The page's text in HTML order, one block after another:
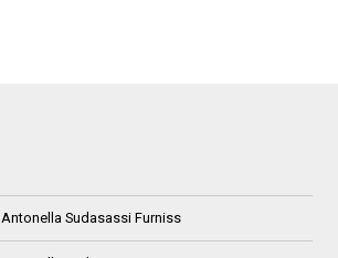
Antonella Sudasassi Furniss